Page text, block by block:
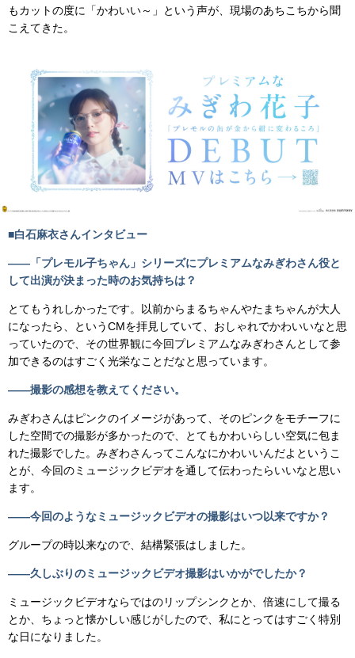
もカットの度に「かわいい～」という声が、現場のあちこちから聞
こえてきた。
■白石麻衣さんインタビュー
――「プレモル子ちゃん」シリーズにプレミアムなみぎわさん役と
して出演が決まった時のお気持ちは？
とてもうれしかったです。以前からまるちゃんやたまちゃんが大人
になったら、というCMを拝見していて、おしゃれでかわいいなと思
っていたので、その世界観に今回プレミアムなみぎわさんとして参
加できるのはすごく光栄なことだなと思っています。
――撮影の感想を教えてください。
みぎわさんはピンクのイメージがあって、そのピンクをモチーフに
した空間での撮影が多かったので、とてもかわいらしい空気に包ま
れた撮影でした。みぎわさんってこんなにかわいいんだよというこ
とが、今回のミュージックビデオを通して伝わったらいいなと思い
ます。
――今回のようなミュージックビデオの撮影はいつ以来ですか？
グループの時以来なので、結構緊張はしました。
――久しぶりのミュージックビデオ撮影はいかがでしたか？
ミュージックビデオならではのリップシンクとか、倍速にして撮る
とか、ちょっと懐かしい感じがしたので、私にとってはすごく特別
な日になりました。